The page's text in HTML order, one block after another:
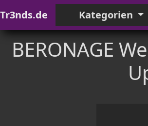
Tr3nds.de Kategorien
BERONAGE